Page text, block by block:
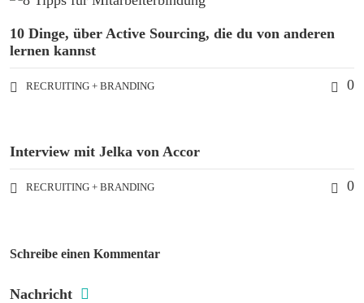
10 Dinge, über Active Sourcing, die du von anderen
lernen kannst
RECRUITING + BRANDING 0
Interview mit Jelka von Accor
RECRUITING + BRANDING 0
Schreibe einen Kommentar
Nachricht